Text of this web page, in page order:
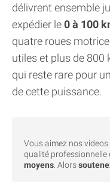
délivrent ensemble
expédier le0 à 100
quatre roues
utiles et plus de 800
qui reste rare pour
de cette puissance.
Vous aimez nos videos
qualité professionnelle
moyens . Alors